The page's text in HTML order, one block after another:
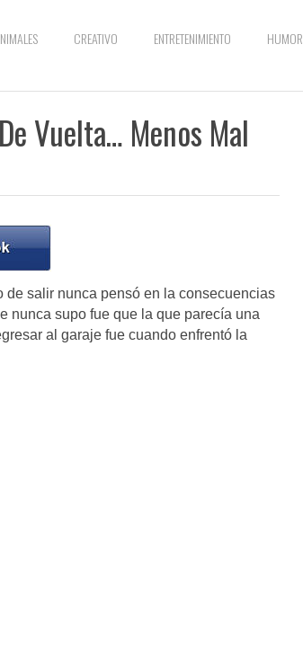
CREATIVO ENTRETENIMIENTO HUMOR
Vuelta… Menos Mal
de salir nunca pensó en la consecuencias
nunca supo fue que la que parecía una
al garaje fue cuando enfrentó la